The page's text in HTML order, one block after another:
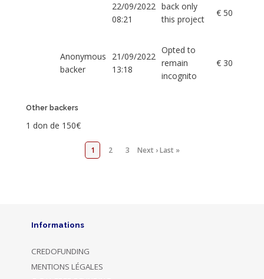
22/09/2022
08:21
back only
this project
€ 50
Anonymous
backer
21/09/2022
13:18
Opted to
remain
incognito
€ 30
Other backers
1 don de 150€
1 2 3 Next › Last »
Informations
CREDOFUNDING
MENTIONS LÉGALES